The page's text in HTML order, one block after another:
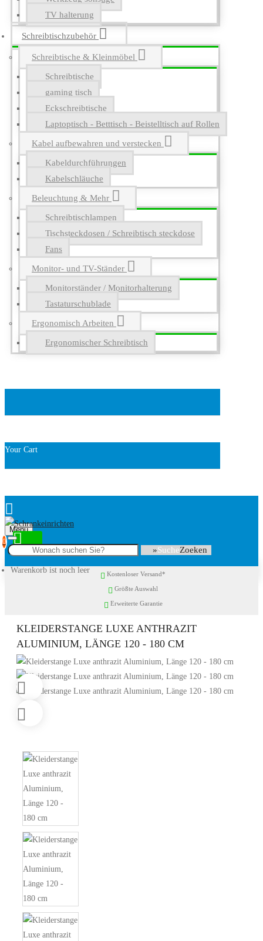
TV halterung
Schreibtischzubehör
Schreibtische & Kleinmöbel
Schreibtische
gaming tisch
Eckschreibtische
Laptoptisch - Betttisch - Beistelltisch auf Rollen
Kabel aufbewahren und verstecken
Kabeldurchführungen
Kabelschläuche
Beleuchtung & Mehr
Schreibtischlampen
Tischsteckdosen / Schreibtisch steckdose
Fans
Monitor- und TV-Ständer
Monitorständer / Monitorhalterung
Tastaturschublade
Ergonomisch Arbeiten
Ergonomischer Schreibtisch
Your Cart
Menu
0
Warenkorb ist noch leer
Suche
Kostenloser Versand*
Größte Auswahl
Erweiterte Garantie
KLEIDERSTANGE LUXE ANTHRAZIT
ALUMINIUM, LÄNGE 120 - 180 CM